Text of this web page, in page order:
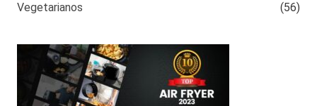
Vegetarianos (56)